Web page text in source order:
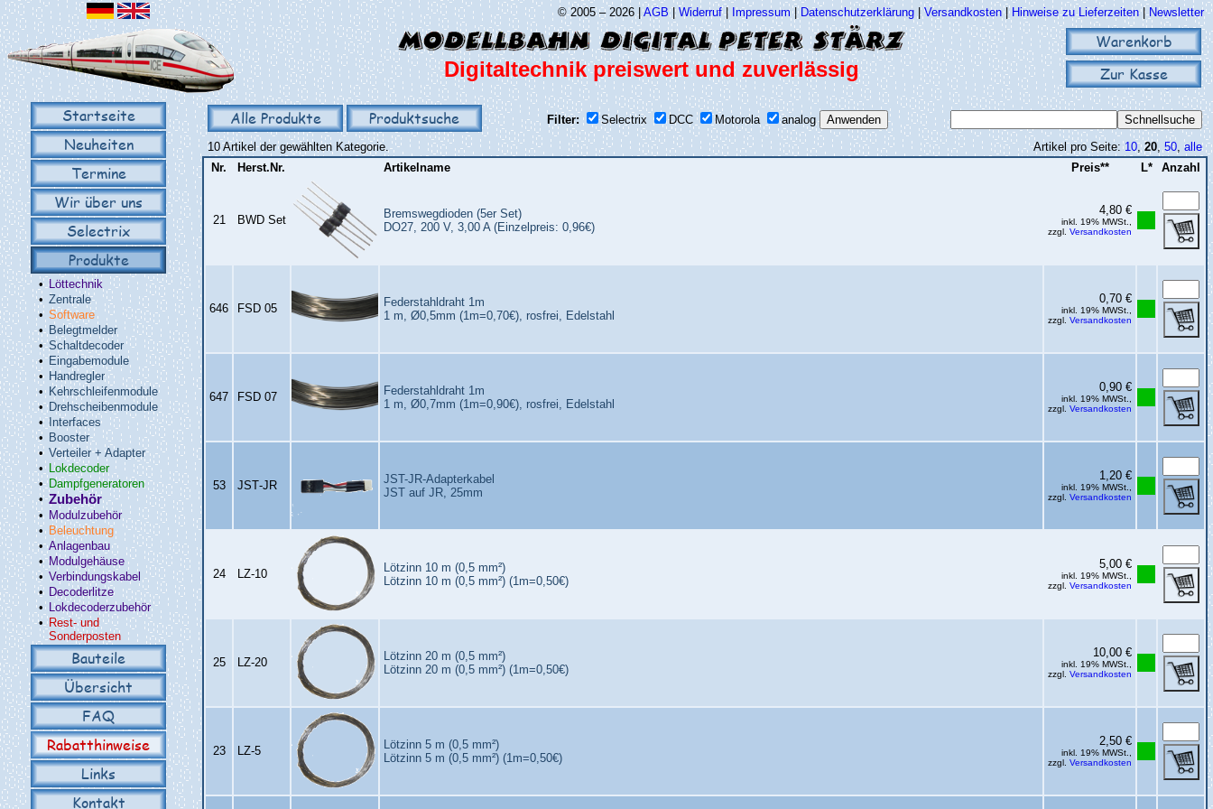
© 2005 – 2026 |AGB| Widerruf| Impressum | Datenschutzerklärung | Versandkosten| Hinweise zu Lieferzeiten|Newsletter
Warenkorb
Zur Kasse
Digitaltechnik preiswert und zuverlässig
Startseite
Neuheiten
Termine
Wir über uns
Selectrix
Produkte
•Löttechnik
• Zentrale
• Software
• Belegtmelder
•Schaltdecoder
•Eingabemodule
• Handregler
• Kehrschleifenmodule
• Drehscheibenmodule
•Interfaces
• Booster
• Verteiler + Adapter
• Lokdecoder
• Dampfgeneratoren
•Zubehör
• Modulzubehör
• Beleuchtung
• Anlagenbau
•Modulgehäuse
• Verbindungskabel
• Decoderlitze
• Lokdecoderzubehör
• Rest- und
Sonderposten
Bauteile
Übersicht
FAQ
Rabatthinweise
Links
Kontakt
Alle Produkte Produktsuche Filter: Selectrix DCC Motorola
analog
10 Artikel der gewählten Kategorie.
Artikel pro Seite:10, 20,50, alle
Nr.
Herst.Nr. Artikelname Preis** L* Anzahl
21 BWD Set
Bremswegdioden (5er Set)
DO27, 200 V, 3,00 A (Einzelpreis: 0,96€)
4,80 €
inkl. 19% MWSt.,
zzgl. Versandkosten
646 FSD 05
Federstahldraht 1m
1 m, Ø0,5mm (1m=0,70€), rosfrei, Edelstahl
0,70 €
inkl. 19% MWSt.,
zzgl. Versandkosten
647 FSD 07
Federstahldraht 1m
1 m, Ø0,7mm (1m=0,90€), rosfrei, Edelstahl
0,90 €
inkl. 19% MWSt.,
zzgl. Versandkosten
53 JST‑JR
JST-JR-Adapterkabel
JST auf JR, 25mm
1,20 €
inkl. 19% MWSt.,
zzgl. Versandkosten
24 LZ‑10
Lötzinn 10 m (0,5 mm²)
Lötzinn 10 m (0,5 mm²) (1m=0,50€)
5,00 €
inkl. 19% MWSt.,
zzgl. Versandkosten
25 LZ‑20
Lötzinn 20 m (0,5 mm²)
Lötzinn 20 m (0,5 mm²) (1m=0,50€)
10,00 €
inkl. 19% MWSt.,
zzgl. Versandkosten
23 LZ‑5
Lötzinn 5 m (0,5 mm²)
Lötzinn 5 m (0,5 mm²) (1m=0,50€)
2,50 €
inkl. 19% MWSt.,
zzgl. Versandkosten